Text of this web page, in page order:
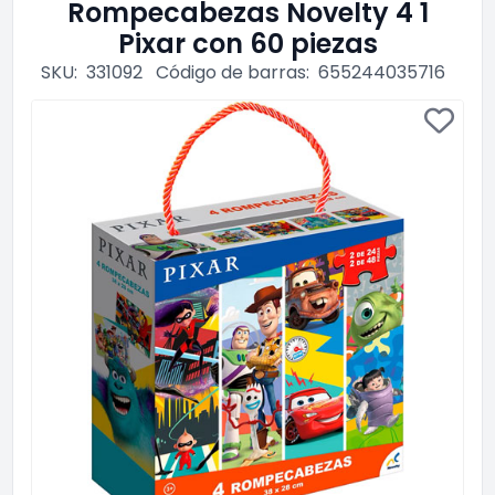
Rompecabezas Novelty 4 1
Pixar con 60 piezas
SKU: 331092 Código de barras: 655244035716